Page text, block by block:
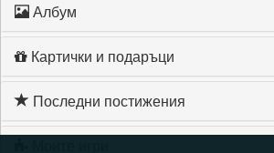
Албум
Картички и подаръци
Последни постижения